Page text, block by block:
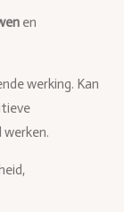
en
werking. Kan
werken.